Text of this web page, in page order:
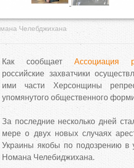
Челебджихана
Как сообщает Ассоциация
российские захватчики
ими части Херсонщины
упомянутого общественного
За последние несколько дней
мере о двух новых случаях
Украины якобы по подозрению в
Номана Челебиджихана.